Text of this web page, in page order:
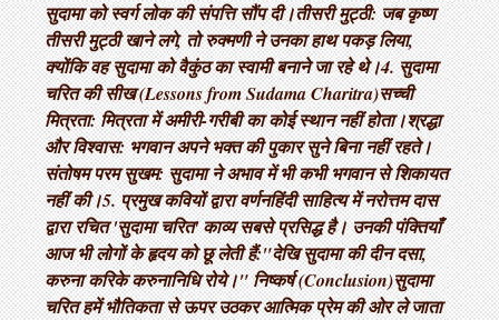
सुदामा को स्वर्ग लोक की संपत्ति सौंप दी। ​तीसरी मुट्ठी: जब कृष्ण
तीसरी मुट्ठी खाने लगे, तो रुक्मणी ने उनका हाथ पकड़ लिया,
क्योंकि वह सुदामा को वैकुंठ का स्वामी बनाने जा रहे थे। ​4. सुदामा
चरित की सीख (Lessons from Sudama Charitra) ​सच्ची
मित्रता: मित्रता में अमीरी-गरीबी का कोई स्थान नहीं होता। ​श्रद्धा
और विश्वास: भगवान अपने भक्त की पुकार सुने बिना नहीं रहते। ​
संतोषम परम सुखम: सुदामा ने अभाव में भी कभी भगवान से शिकायत
नहीं की। ​5. प्रमुख कवियों द्वारा वर्णन ​हिंदी साहित्य में नरोत्तम दास
द्वारा रचित 'सुदामा चरित' काव्य सबसे प्रसिद्ध है। उनकी पंक्तियाँ
आज भी लोगों के हृदय को छू लेती हैं: ​"देखि सुदामा की दीन दसा,
करुना करिके करुनानिधि रोये।" निष्कर्ष (Conclusion) ​सुदामा
चरित हमें भौतिकता से ऊपर उठकर आत्मिक प्रेम की ओर ले जाता